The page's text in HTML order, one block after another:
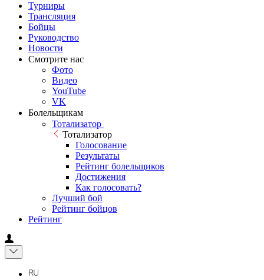
Турниры
Трансляция
Бойцы
Руководство
Новости
Смотрите нас
Фото
Видео
YouTube
VK
Болельщикам
Тотализатор
Тотализатор
Голосование
Результаты
Рейтинг болельщиков
Достижения
Как голосовать?
Лучший бой
Рейтинг бойцов
Рейтинг